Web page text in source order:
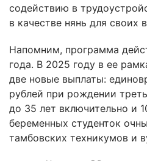
содействию в
в качестве нянь для своих
Напомним, программа
года. В 2025 году в ее
две новые выплаты:
рублей при рождении
до 35 лет включительно и
беременных студенток
тамбовских техникумов и